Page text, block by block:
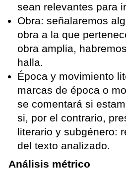
sean relevantes para
Obra: señalaremos
obra a la que
obra amplia,
halla.
Época y movimiento
marcas de época o
se comentará si
si, por el contrario,
literario y subgénero:
del texto analizado.
Análisis métrico